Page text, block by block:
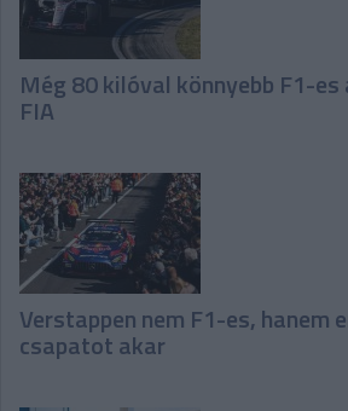
Még 80 kilóval könnyebb F1-
FIA
Verstappen nem F1-es, hanem
csapatot akar